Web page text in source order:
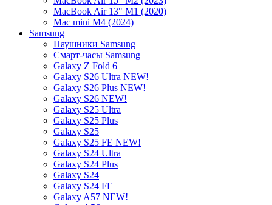
MacBook Air 13" M1 (2020)
Mac mini M4 (2024)
Samsung
Наушники Samsung
Смарт-часы Samsung
Galaxy Z Fold 6
Galaxy S26 Ultra NEW!
Galaxy S26 Plus NEW!
Galaxy S26 NEW!
Galaxy S25 Ultra
Galaxy S25 Plus
Galaxy S25
Galaxy S25 FE NEW!
Galaxy S24 Ultra
Galaxy S24 Plus
Galaxy S24
Galaxy S24 FE
Galaxy A57 NEW!